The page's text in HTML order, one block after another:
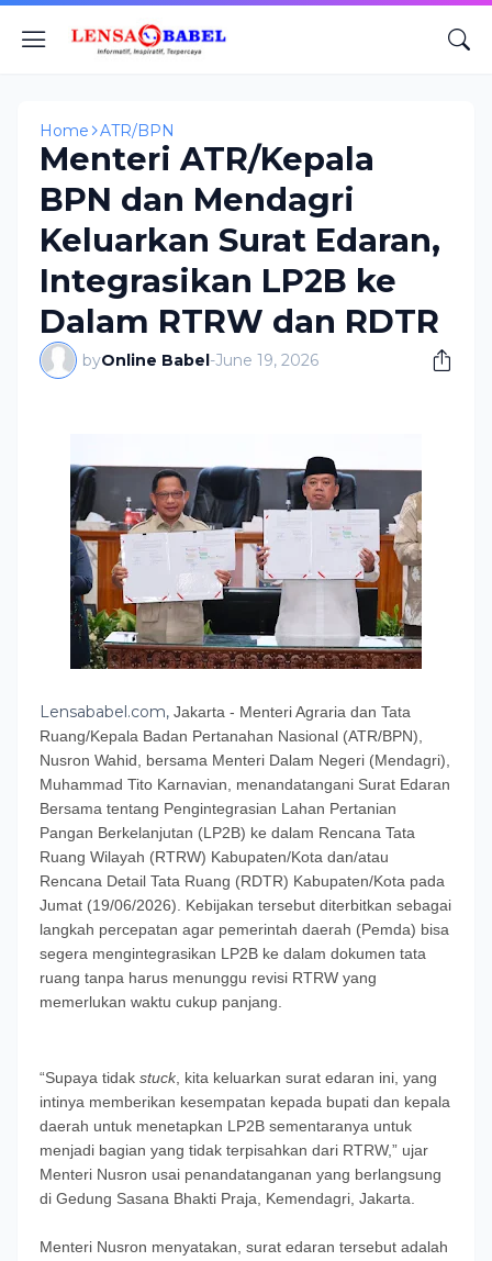
Home ATR/BPN
Menteri ATR/Kepala
BPN dan Mendagri
Keluarkan Surat Edaran,
Integrasikan LP2B ke
Dalam RTRW dan RDTR
byOnline Babel-June 19, 2026
Lensababel.com, ​Jakarta - Menteri Agraria dan Tata
Ruang/Kepala Badan Pertanahan Nasional (ATR/BPN),
Nusron Wahid, bersama Menteri Dalam Negeri (Mendagri),
Muhammad Tito Karnavian, menandatangani Surat Edaran
Bersama tentang Pengintegrasian Lahan Pertanian
Pangan Berkelanjutan (LP2B) ke dalam Rencana Tata
Ruang Wilayah (RTRW) Kabupaten/Kota dan/atau
Rencana Detail Tata Ruang (RDTR) Kabupaten/Kota pada
Jumat (19/06/2026). Kebijakan tersebut diterbitkan sebagai
langkah percepatan agar pemerintah daerah (Pemda) bisa
segera mengintegrasikan LP2B ke dalam dokumen tata
ruang tanpa harus menunggu revisi RTRW yang
memerlukan waktu cukup panjang.
“Supaya tidak stuck , kita keluarkan surat edaran ini, yang
intinya memberikan kesempatan kepada bupati dan kepala
daerah untuk menetapkan LP2B sementaranya untuk
menjadi bagian yang tidak terpisahkan dari RTRW,” ujar
Menteri Nusron usai penandatanganan yang berlangsung
di Gedung Sasana Bhakti Praja, Kemendagri, Jakarta.
Menteri Nusron menyatakan, surat edaran tersebut adalah